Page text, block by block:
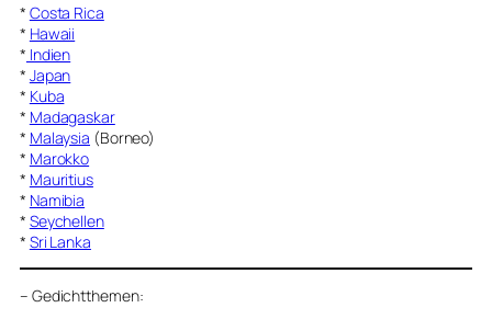
* Costa Rica
* Hawaii
* Indien
* Japan
* Kuba
* Madagaskar
* Malaysia (Borneo)
* Marokko
* Mauritius
* Namibia
* Seychellen
* Sri Lanka
– Gedichtthemen: